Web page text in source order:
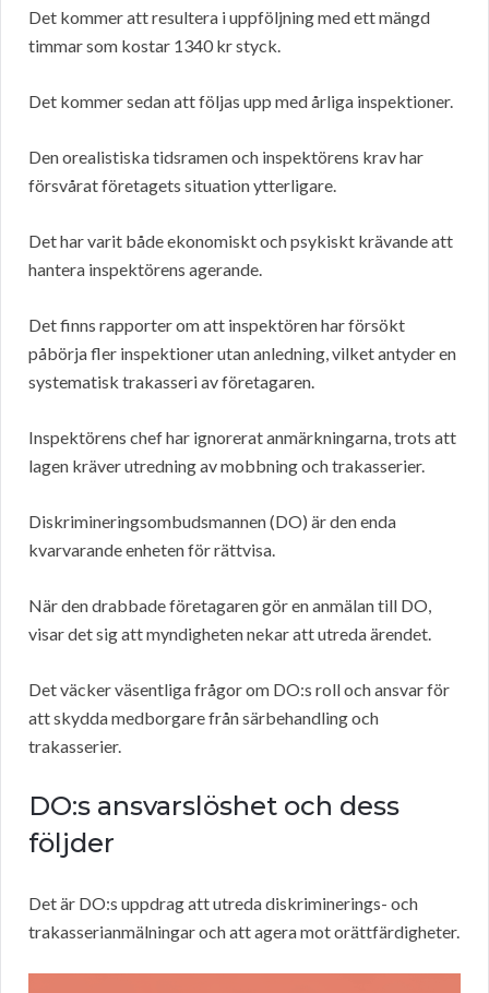
Det kommer att resultera i uppföljning med ett mängd
timmar som kostar 1340 kr styck.
Det kommer sedan att följas upp med årliga inspektioner.
Den orealistiska tidsramen och inspektörens krav har
försvårat företagets situation ytterligare.
Det har varit både ekonomiskt och psykiskt krävande att
hantera inspektörens agerande.
Det finns rapporter om att inspektören har försökt
påbörja fler inspektioner utan anledning, vilket antyder en
systematisk trakasseri av företagaren.
Inspektörens chef har ignorerat anmärkningarna, trots att
lagen kräver utredning av mobbning och trakasserier.
Diskrimineringsombudsmannen (DO) är den enda
kvarvarande enheten för rättvisa.
När den drabbade företagaren gör en anmälan till DO,
visar det sig att myndigheten nekar att utreda ärendet.
Det väcker väsentliga frågor om DO:s roll och ansvar för
att skydda medborgare från särbehandling och
trakasserier.
DO:s ansvarslöshet och dess
följder
Det är DO:s uppdrag att utreda diskriminerings- och
trakasserianmälningar och att agera mot orättfärdigheter.